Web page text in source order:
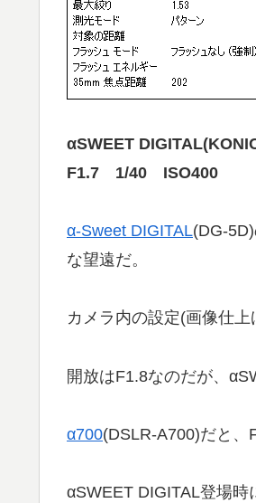
αSWEET
F1.7 1/40 ISO400
α-Sweet DIGITAL(DG-
な望遠だ。
カメラ内の設定(画像仕上
開放はF1.8なのだが、
α700(DSLR-A700)だと、
αSWEET DIGITAL登場時